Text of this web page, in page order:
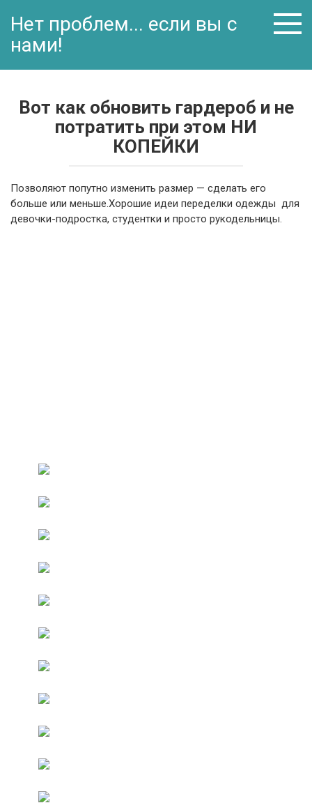
контенту
Нет проблем... если вы с
нами!
Вот как обновить гардероб и не
потратить при этом НИ
КОПЕЙКИ
Позволяют попутно изменить размер — сделать его
больше или меньше.Хорошие идеи переделки одежды для
девочки-подростка, студентки и просто рукодельницы.